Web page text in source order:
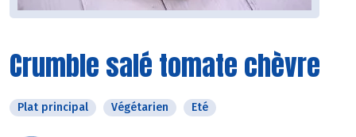
Crumble salé tomate chèvre
Plat principal Végétarien Eté